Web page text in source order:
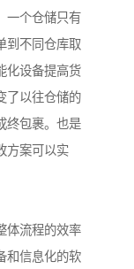
一个仓储只有
到不同仓库取
化设备提高货
了以往仓储的
终包裹。也是
方案可以实
体流程的效率
和信息化的软